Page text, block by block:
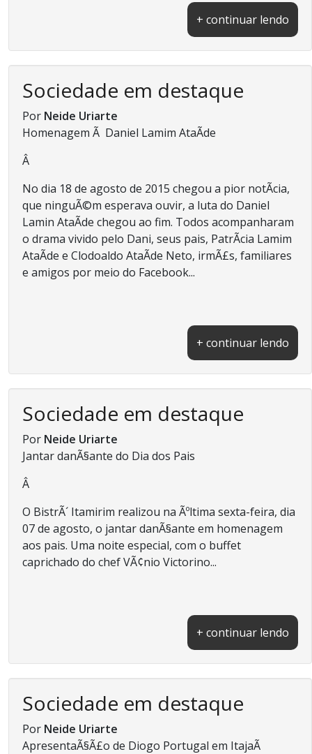
+ continuar lendo
Sociedade em destaque
Por Neide Uriarte
Homenagem Ã Daniel Lamim AtaÃ­de
Â
No dia 18 de agosto de 2015 chegou a pior notÃ­cia,
que ninguÃ©m esperava ouvir, a luta do Daniel
Lamin AtaÃ­de chegou ao fim. Todos acompanharam
o drama vivido pelo Dani, seus pais, PatrÃ­cia Lamim
AtaÃ­de e Clodoaldo AtaÃ­de Neto, irmÃ£s, familiares
e amigos por meio do Facebook...
+ continuar lendo
Sociedade em destaque
Por Neide Uriarte
Jantar danÃ§ante do Dia dos Pais
Â
O BistrÃ´ Itamirim realizou na Ãºltima sexta-feira, dia
07 de agosto, o jantar danÃ§ante em homenagem
aos pais. Uma noite especial, com o buffet
caprichado do chef VÃ¢nio Victorino...
+ continuar lendo
Sociedade em destaque
Por Neide Uriarte
ApresentaÃ§Ã£o de Diogo Portugal em ItajaÃ­